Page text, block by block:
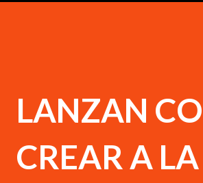
LANZAN
CREAR A